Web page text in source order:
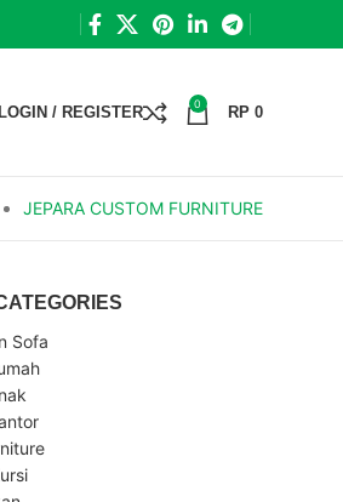
LOGIN / REGISTER 0 RP 0
JEPARA CUSTOM FURNITURE
Sofa